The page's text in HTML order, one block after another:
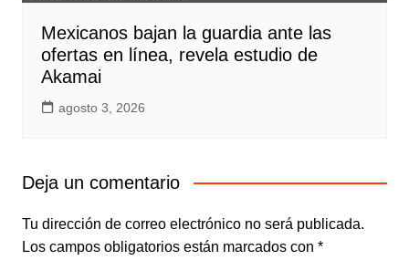
Mexicanos bajan la guardia ante las
ofertas en línea, revela estudio de
Akamai
agosto 3, 2026
Deja un comentario
Tu dirección de correo electrónico no será publicada.
Los campos obligatorios están marcados con *